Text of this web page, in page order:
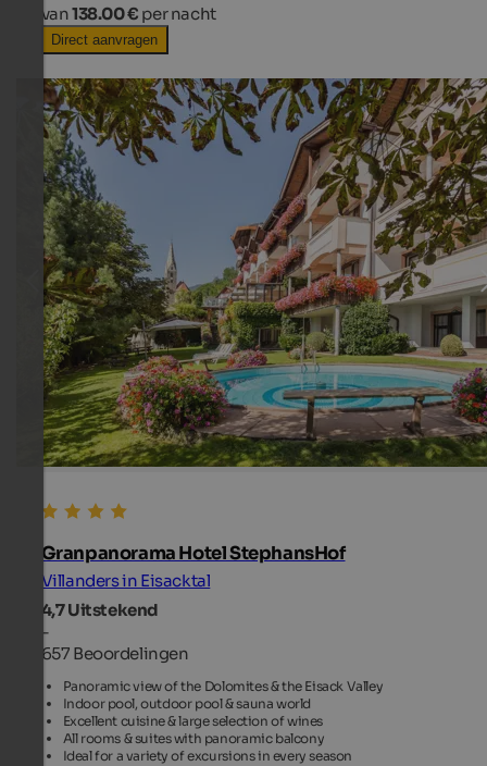
van138.00 € per nacht
Direct aanvragen
Granpanorama Hotel StephansHof
Villanders in Eisacktal
4,7Uitstekend
-
657 Beoordelingen
Panoramic view of the Dolomites & the Eisack Valley
Indoor pool, outdoor pool & sauna world
Excellent cuisine & large selection of wines
All rooms & suites with panoramic balcony
Ideal for a variety of excursions in every season